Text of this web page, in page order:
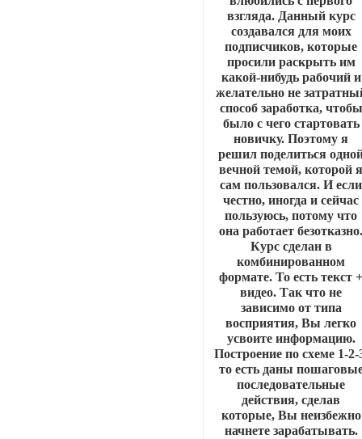
взгляда. Данный курс
создавался для моих
подписчиков, которые
просили раскрыть им
какой-нибудь рабочий и
желательно не
способ заработка, чтобы
было с чего стартовать
новичку. Поэтому я
решил поделиться
вечной темой, которой
сам пользовался. И если
честно, иногда и сейчас
пользуюсь, потому что
она работает
Курс сделан в
комбинированном
формате. То есть текст
видео. Так что не
зависимо от типа
восприятия, Вы легко
усвоите информацию.
Построение по схеме 1-2-
то есть даны
последовательные
действия, сделав
которые, Вы неизбежно
начнете зарабатывать.